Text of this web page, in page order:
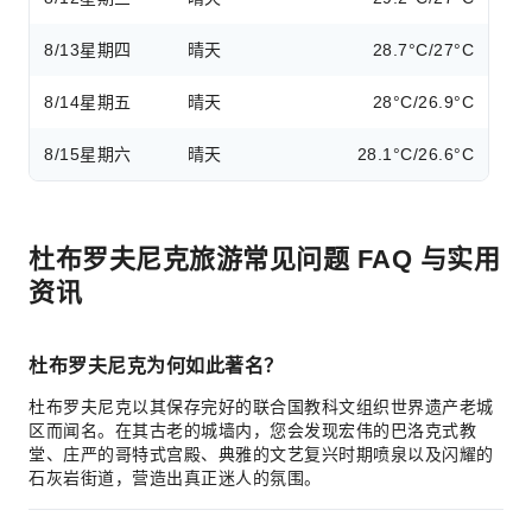
8/13星期四 晴天 28.7°C/27°C
8/14星期五 晴天 28°C/26.9°C
8/15星期六 晴天 28.1°C/26.6°C
杜布罗夫尼克旅游常见问题 FAQ 与实用
资讯
杜布罗夫尼克为何如此著名？
杜布罗夫尼克以其保存完好的联合国教科文组织世界遗产老城
区而闻名。在其古老的城墙内，您会发现宏伟的巴洛克式教
堂、庄严的哥特式宫殿、典雅的文艺复兴时期喷泉以及闪耀的
石灰岩街道，营造出真正迷人的氛围。